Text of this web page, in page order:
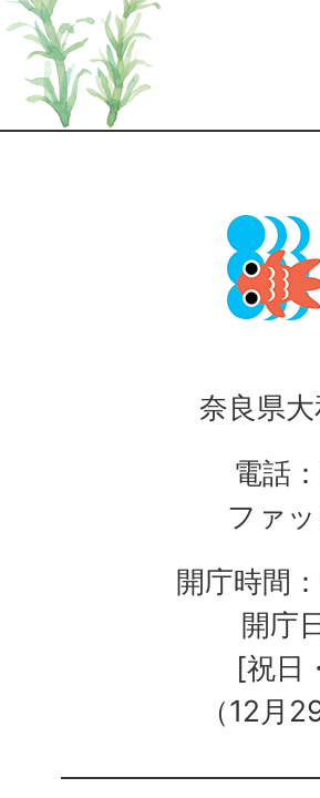
ページの先頭へ
奈良県
電話
ファ
開庁時間
開庁
[祝日
（12月